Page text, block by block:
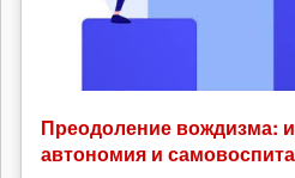
Преодоление вождизма:
автономия и